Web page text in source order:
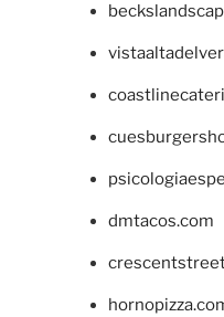
dmtacos.com